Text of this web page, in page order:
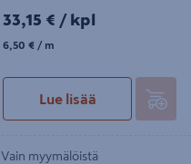
33,15€/kpl
33,15 € / kpl
6,50€/m
6,50 € / m
Lue lisää
Vain myymälöistä